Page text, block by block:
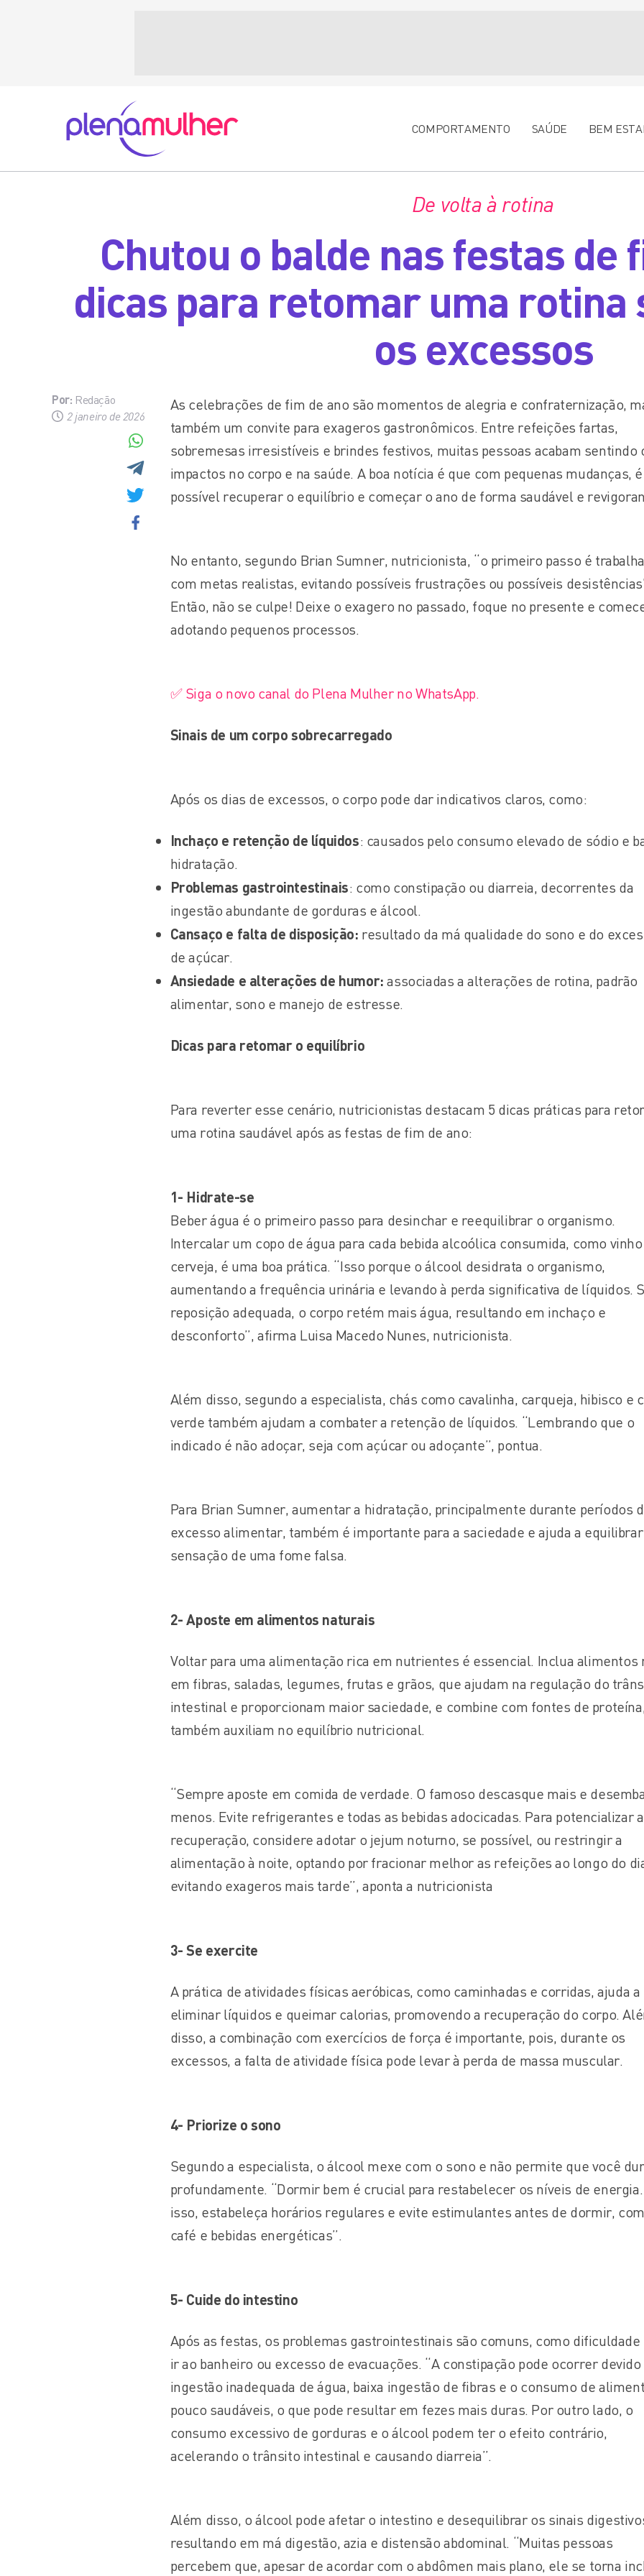
COMPORTAMENTO SAÚDE BEM
De volta à rotina
Chutou o balde nas festas de
dicas para retomar uma rotina
os excessos
Por: Redação
2 janeiro de 2026
As celebrações de fim de ano são momentos de alegria e confraternização,
também um convite para exageros gastronômicos. Entre refeições fartas,
sobremesas irresistíveis e brindes festivos, muitas pessoas acabam sentindo
impactos no corpo e na saúde. A boa notícia é que com pequenas mudanças, é
possível recuperar o equilíbrio e começar o ano de forma saudável e
No entanto, segundo Brian Sumner, nutricionista, “o primeiro passo é
com metas realistas, evitando possíveis frustrações ou possíveis
Então, não se culpe! Deixe o exagero no passado, foque no presente e
adotando pequenos processos.
✅ Siga o novo canal do Plena Mulher no WhatsApp.
Sinais de um corpo sobrecarregado
Após os dias de excessos, o corpo pode dar indicativos claros, como:
Inchaço e retenção de líquidos: causados pelo consumo elevado de sódio e
hidratação.
Problemas gastrointestinais: como constipação ou diarreia, decorrentes da
ingestão abundante de gorduras e álcool.
Cansaço e falta de disposição: resultado da má qualidade do sono e do
de açúcar.
Ansiedade e alterações de humor:associadas a alterações de rotina, padrão
alimentar, sono e manejo de estresse.
Dicas para retomar o equilíbrio
Para reverter esse cenário, nutricionistas destacam 5 dicas práticas para
uma rotina saudável após as festas de fim de ano:
1- Hidrate-se
Beber água é o primeiro passo para desinchar e reequilibrar o organismo.
Intercalar um copo de água para cada bebida alcoólica consumida, como
cerveja, é uma boa prática. “Isso porque o álcool desidrata o organismo,
aumentando a frequência urinária e levando à perda significativa de líquidos.
reposição adequada, o corpo retém mais água, resultando em inchaço e
desconforto”, afirma Luisa Macedo Nunes, nutricionista.
Além disso, segundo a especialista, chás como cavalinha, carqueja, hibisco e
verde também ajudam a combater a retenção de líquidos. “Lembrando que o
indicado é não adoçar, seja com açúcar ou adoçante”, pontua.
Para Brian Sumner, aumentar a hidratação, principalmente durante períodos
excesso alimentar, também é importante para a saciedade e ajuda a equilibrar
sensação de uma fome falsa.
2- Aposte em alimentos naturais
Voltar para uma alimentação rica em nutrientes é essencial. Inclua alimentos
em fibras, saladas, legumes, frutas e grãos, que ajudam na regulação do
intestinal e proporcionam maior saciedade, e combine com fontes de
também auxiliam no equilíbrio nutricional.
“Sempre aposte em comida de verdade. O famoso descasque mais e
menos. Evite refrigerantes e todas as bebidas adocicadas. Para potencializar a
recuperação, considere adotar o jejum noturno, se possível, ou restringir a
alimentação à noite, optando por fracionar melhor as refeições ao longo do
evitando exageros mais tarde”, aponta a nutricionista
3- Se exercite
A prática de atividades físicas aeróbicas, como caminhadas e corridas, ajuda a
eliminar líquidos e queimar calorias, promovendo a recuperação do corpo.
disso, a combinação com exercícios de força é importante, pois, durante os
excessos, a falta de atividade física pode levar à perda de massa muscular.
4- Priorize o sono
Segundo a especialista, o álcool mexe com o sono e não permite que você
profundamente. “Dormir bem é crucial para restabelecer os níveis de
isso, estabeleça horários regulares e evite estimulantes antes de dormir,
café e bebidas energéticas”.
5- Cuide do intestino
Após as festas, os problemas gastrointestinais são comuns, como dificuldade
ir ao banheiro ou excesso de evacuações. “A constipação pode ocorrer devido
ingestão inadequada de água, baixa ingestão de fibras e o consumo de
pouco saudáveis, o que pode resultar em fezes mais duras. Por outro lado, o
consumo excessivo de gorduras e o álcool podem ter o efeito contrário,
acelerando o trânsito intestinal e causando diarreia”.
Além disso, o álcool pode afetar o intestino e desequilibrar os sinais
resultando em má digestão, azia e distensão abdominal. “Muitas pessoas
percebem que, apesar de acordar com o abdômen mais plano, ele se torna